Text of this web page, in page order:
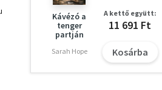
Kávézó a
tenger
partján
Sarah Hope
A kettő együtt:
11 691 Ft
Kosárba